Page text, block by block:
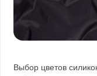
Выбор цветов